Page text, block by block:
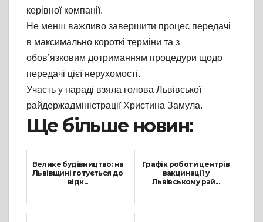
керівної компанії.
Не менш важливо завершити процес передачі
в максимально короткі терміни та з
обов’язковим дотриманням процедури щодо
передачі цієї нерухомості.
Участь у нараді взяла голова Львівської
райдержадміністрації Христина Замула.
Ще більше новин:
Велике будівництво: на
Львівщині готується до
відк...
Графік роботи центрів
вакцинації у
Львівському рай...